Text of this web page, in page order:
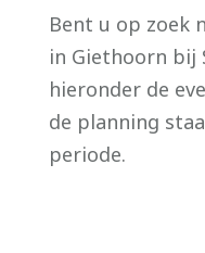
Bent u op zoek
in Giethoorn bij
hieronder de
de planning
periode.